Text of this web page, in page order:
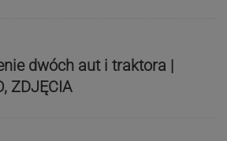
dwóch aut i traktora |
ZDJĘCIA